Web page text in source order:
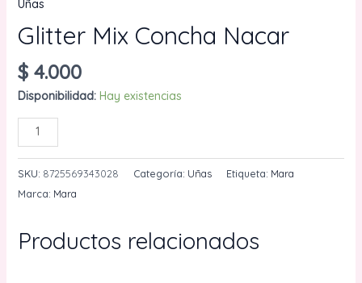
Uñas
Glitter Mix Concha Nacar
$4.000
Disponibilidad: Hay existencias
Glitter
Mix
Concha
Nacar
SKU: 8725569343028 Categoría: Uñas Etiqueta: Mara
Marca: Mara
Productos relacionados